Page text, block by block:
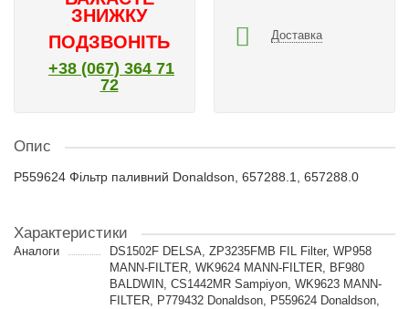
ЗНИЖКУ
ПОДЗВОНІТЬ
+38 (067) 364 71
72
Доставка
Опис
P559624 Фільтр паливний Donaldson, 657288.1, 657288.0
Характеристики
Аналоги
DS1502F DELSA, ZP3235FMB FIL Filter, WP958
MANN-FILTER, WK9624 MANN-FILTER, BF980
BALDWIN, CS1442MR Sampiyon, WK9623 MANN-
FILTER, P779432 Donaldson, P559624 Donaldson,